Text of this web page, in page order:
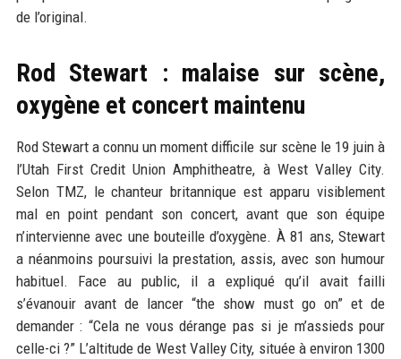
de l’original.
Rod Stewart : malaise sur scène,
oxygène et concert maintenu
Rod Stewart a connu un moment difficile sur scène le 19 juin à
l’Utah First Credit Union Amphitheatre, à West Valley City.
Selon TMZ, le chanteur britannique est apparu visiblement
mal en point pendant son concert, avant que son équipe
n’intervienne avec une bouteille d’oxygène. À 81 ans, Stewart
a néanmoins poursuivi la prestation, assis, avec son humour
habituel. Face au public, il a expliqué qu’il avait failli
s’évanouir avant de lancer “the show must go on” et de
demander : “Cela ne vous dérange pas si je m’assieds pour
celle-ci ?” L’altitude de West Valley City, située à environ 1300